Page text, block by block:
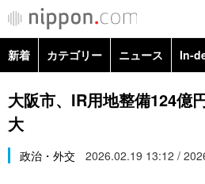
カテゴリー
新着 カテゴリー ニュース In-
政治・外交
経済・ビジネス
大阪市、IR用地整備124
大
政治・外交 2026.02.19 13:12 /